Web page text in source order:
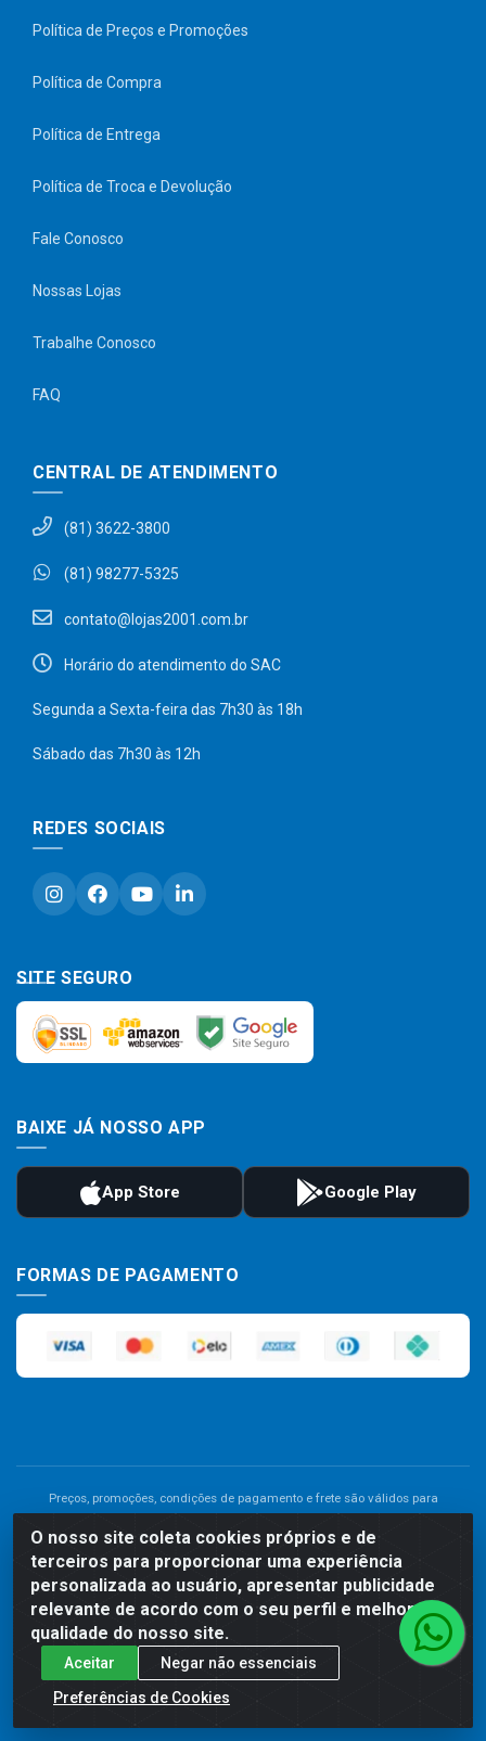
O nosso site coleta cookies próprios e de
terceiros para proporcionar uma experiência
personalizada ao usuário, apresentar publicidade
relevante de acordo com o seu perfil e melhorar a
qualidade do nosso site.
Aceitar
Negar não essenciais
Preferências de Cookies
Política de Preços e Promoções
Política de Compra
Política de Entrega
Política de Troca e Devolução
Fale Conosco
Nossas Lojas
Trabalhe Conosco
FAQ
CENTRAL DE ATENDIMENTO
(81) 3622-3800
(81) 98277-5325
contato@lojas2001.com.br
Horário do atendimento do SAC
Segunda a Sexta-feira das 7h30 às 18h
Sábado das 7h30 às 12h
REDES SOCIAIS
SITE SEGURO
BAIXE JÁ NOSSO APP
FORMAS DE PAGAMENTO
Preços, promoções, condições de pagamento e frete são válidos para
preço de um produto, será válido o preço que for exibido no carrinho de
compras do site no momento do pagamento. As vendas estão sujeitas a
análise e disponibilidade do estoque. Imagens de produtos meramente
Comercial de Construção 2001 LTDA - Av. Congresso
Eucarístico, 1179 - São José, Carpina - PE - CEP: 55811-000 -
70.220.389/0001-66